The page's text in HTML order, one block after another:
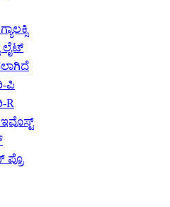
ಲೈಟ್
ಪಿ
R
ಪ್ರೊ